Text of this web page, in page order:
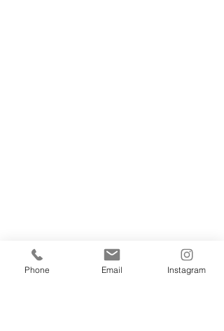
Phone Email Instagram